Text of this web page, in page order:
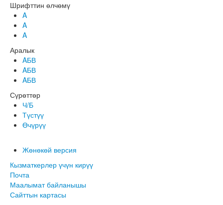
Шрифттин өлчөмү
A
A
A
Аралык
AБВ
AБВ
AБВ
Сүрөттөр
Ч/Б
Түстүү
Өчүрүү
Жөнөкөй версия
Кызматкерлер үчүн кирүү
Почта
Маалымат байланышы
Сайттын картасы